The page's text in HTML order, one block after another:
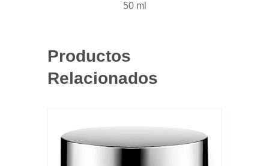
50 ml
Productos
Relacionados